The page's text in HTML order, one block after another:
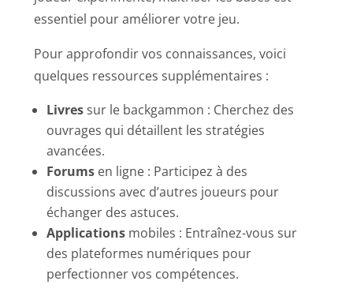
essentiel pour améliorer votre jeu.
Pour approfondir vos connaissances, voici
quelques ressources supplémentaires :
Livres sur le backgammon : Cherchez des
ouvrages qui détaillent les stratégies
avancées.
Forums en ligne : Participez à des
discussions avec d’autres joueurs pour
échanger des astuces.
Applications mobiles : Entraînez-vous sur
des plateformes numériques pour
perfectionner vos compétences.